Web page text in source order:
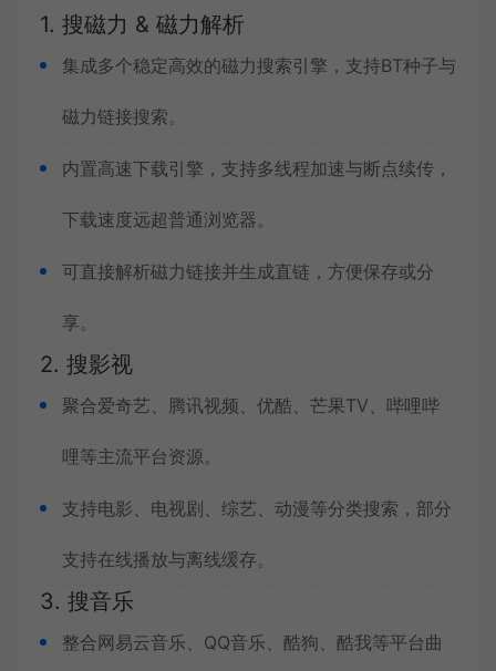
1. 搜磁力 & 磁力解析
集成多个稳定高效的磁力搜索引擎，支持BT种子与
磁力链接搜索。
内置高速下载引擎，支持多线程加速与断点续传，
下载速度远超普通浏览器。
可直接解析磁力链接并生成直链，方便保存或分
享。
2. 搜影视
聚合爱奇艺、腾讯视频、优酷、芒果TV、哔哩哔
哩等主流平台资源。
支持电影、电视剧、综艺、动漫等分类搜索，部分
支持在线播放与离线缓存。
3. 搜音乐
整合网易云音乐、QQ音乐、酷狗、酷我等平台曲